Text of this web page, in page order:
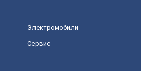
Электромобили
Сервис